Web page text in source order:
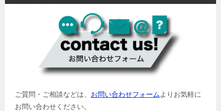
ご質問・ご相談などは、 お問い合わせフォームよりお気軽に
お問い合わせください。